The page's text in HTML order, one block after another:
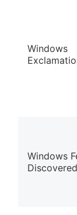
Windows
Windows